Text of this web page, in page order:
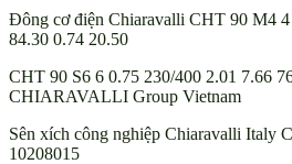
Đông cơ điện Chiaravalli CHT 90 M4 4
84.30 0.74 20.50
CHT 90 S6 6 0.75 230/400 2.01 7.66
CHIARAVALLI Group Vietnam
Sên xích công nghiệp Chiaravalli Italy
10208015